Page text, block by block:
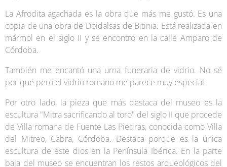
La Afrodita agachada es la obra que más me gustó. Es una
copia de una obra de Doidalsas de Bitinia. Está realizada en
mármol en el siglo II y se encontró en la calle Amparo de
Córdoba.
También me encantó una urna funeraria de vidrio. No sé
por qué pero el vidrio romano me parece muy especial.
Por otro lado, la pieza que más destaca del museo es la
escultura "Mitra sacrificando al toro" del siglo II que procede
de Villa romana de Fuente Las Piedras, conocida como Villa
del Mitreo, Cabra, Córdoba. Destaca porque es la única
escultura de este dios en la Península Ibérica. En la parte
baja del museo se encuentran los restos arqueológicos del